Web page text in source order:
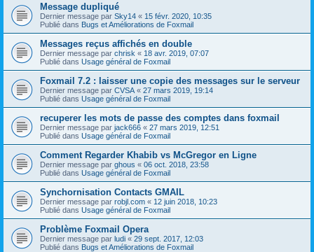
Message dupliqué
Dernier message par Sky14 « 15 févr. 2020, 10:35
Publié dans Bugs et Améliorations de Foxmail
Messages reçus affichés en double
Dernier message par chrisk « 18 avr. 2019, 07:07
Publié dans Usage général de Foxmail
Foxmail 7.2 : laisser une copie des messages sur le serveur
Dernier message par CVSA « 27 mars 2019, 19:14
Publié dans Usage général de Foxmail
recuperer les mots de passe des comptes dans foxmail
Dernier message par jack666 « 27 mars 2019, 12:51
Publié dans Usage général de Foxmail
Comment Regarder Khabib vs McGregor en Ligne
Dernier message par ghous « 06 oct. 2018, 23:58
Publié dans Usage général de Foxmail
Synchornisation Contacts GMAIL
Dernier message par robjl.com « 12 juin 2018, 10:23
Publié dans Usage général de Foxmail
Problème Foxmail Opera
Dernier message par ludi « 29 sept. 2017, 12:03
Publié dans Bugs et Améliorations de Foxmail